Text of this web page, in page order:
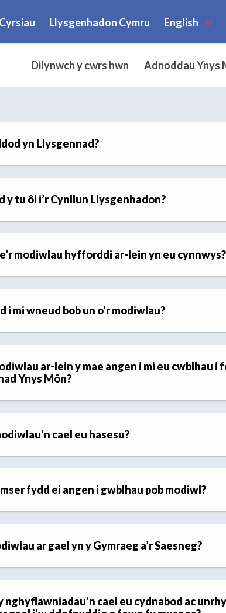
Cyrsiau Llysgenhadon Cymru English
Dilynwch y cwrs hwn Adnoddau Ynys
yn Llysgennad?
y tu ôl i’r Cynllun Llysgenhadon?
modiwlau hyfforddi ar-lein yn eu cynnwys?
i mi wneud bob un o’r modiwlau?
ar-lein y mae angen i mi eu cwblhau i
Ynys Môn?
cael eu hasesu?
fydd ei angen i gwblhau pob modiwl?
ar gael yn y Gymraeg a’r Saesneg?
nghyflawniadau’n cael eu cydnabod ac